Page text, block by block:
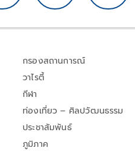
กรองสถานการณ์
วาไรตี้
กีฬา
ท่องเที่ยว – ศิลปวัฒนธรรม
ประชาสัมพันธ์
ภูมิภาค